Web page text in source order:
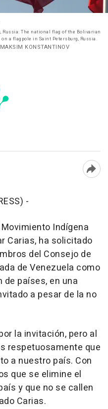
Russia: The national flag of the Bolivarian
a flagpole in Saint Petersburg, Russia.
KONSTANTINOV
-
Indígena
Carias, ha solicitado
del Consejo de
de Venezuela como
países, en una
a pesar de la no
la invitación, pero al
respetuosamente que
a nuestro país. Con
que se elimine el
y que no se callen
Carias.